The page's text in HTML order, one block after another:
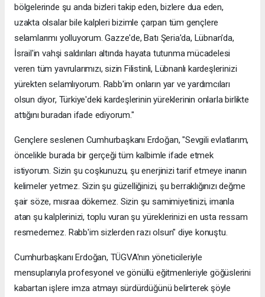
bölgelerinde şu anda bizleri takip eden, bizlere dua eden,
uzakta olsalar bile kalpleri bizimle çarpan tüm gençlere
selamlarımı yolluyorum. Gazze'de, Batı Şeria'da, Lübnan'da,
İsrail'in vahşi saldırıları altında hayata tutunma mücadelesi
veren tüm yavrularımızı, sizin Filistinli, Lübnanlı kardeşlerinizi
yürekten selamlıyorum. Rabb'im onların yar ve yardımcıları
olsun diyor, Türkiye'deki kardeşlerinin yüreklerinin onlarla birlikte
attığını buradan ifade ediyorum."
Gençlere seslenen Cumhurbaşkanı Erdoğan, "Sevgili evlatlarım,
öncelikle burada bir gerçeği tüm kalbimle ifade etmek
istiyorum. Sizin şu coşkunuzu, şu enerjinizi tarif etmeye inanın
kelimeler yetmez. Sizin şu güzelliğinizi, şu berraklığınızı değme
şair söze, mısraa dökemez. Sizin şu samimiyetinizi, imanla
atan şu kalplerinizi, toplu vuran şu yüreklerinizi en usta ressam
resmedemez. Rabb'im sizlerden razı olsun" diye konuştu.
Cumhurbaşkanı Erdoğan, TÜGVA'nın yöneticileriyle
mensuplarıyla profesyonel ve gönüllü eğitmenleriyle göğüslerini
kabartan işlere imza atmayı sürdürdüğünü belirterek şöyle